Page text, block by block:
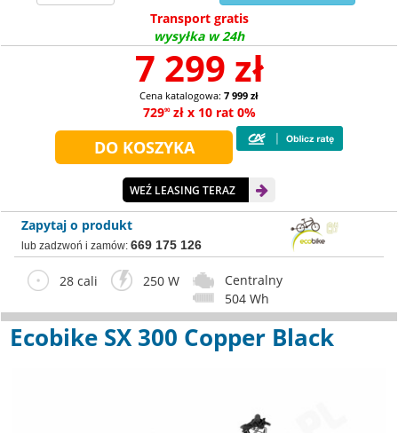
Transport gratis
wysyłka w 24h
7 299 zł
Cena katalogowa: 7 999 zł
72990zł x 10 rat 0%
WEŹ LEASING TERAZ
Zapytaj o produkt
lub zadzwoń i zamów: 669 175 126
28 cali 250 W
Centralny
504 Wh
Ecobike SX 300 Copper Black